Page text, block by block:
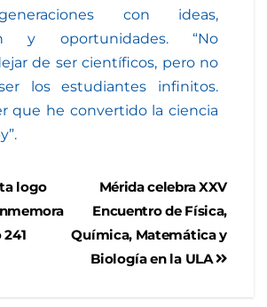
con ideas,
y oportunidades. “No
de ser científicos, pero no
los estudiantes infinitos.
que he convertido la ciencia
Mérida celebra XXV
Encuentro de Física,
Química, Matemática y
Biología en la ULA
logo